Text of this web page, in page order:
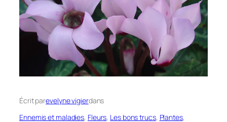
Écrit parevelyne vigierdans
Ennemis et maladies, Fleurs, Les bons trucs, Plantes